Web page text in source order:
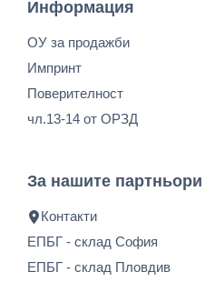
Информация
ОУ за продажби
Импринт
Поверителност
чл.13-14 от ОРЗД
За нашите партньори
Контакти
ЕПБГ - склад София
ЕПБГ - склад Пловдив